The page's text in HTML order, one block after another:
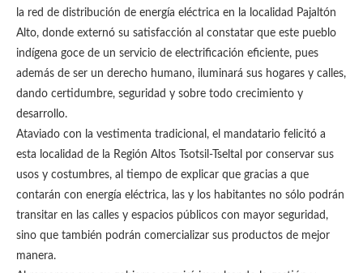
la red de distribución de energía eléctrica en la localidad Pajaltón
Alto, donde externó su satisfacción al constatar que este pueblo
indígena goce de un servicio de electrificación eficiente, pues
además de ser un derecho humano, iluminará sus hogares y calles,
dando certidumbre, seguridad y sobre todo crecimiento y
desarrollo.
Ataviado con la vestimenta tradicional, el mandatario felicitó a
esta localidad de la Región Altos Tsotsil-Tseltal por conservar sus
usos y costumbres, al tiempo de explicar que gracias a que
contarán con energía eléctrica, las y los habitantes no sólo podrán
transitar en las calles y espacios públicos con mayor seguridad,
sino que también podrán comercializar sus productos de mejor
manera.